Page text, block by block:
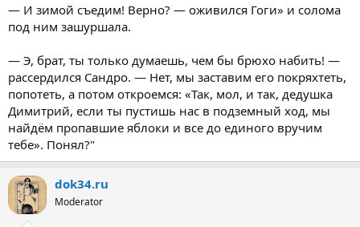
— И зимой съедим! Верно? — оживился Гоги» и солома
под ним зашуршала.
— Э, брат, ты только думаешь, чем бы брюхо набить! —
рассердился Сандро. — Нет, мы заставим его покряхтеть,
попотеть, а потом откроемся: «Так, мол, и так, дедушка
Димитрий, если ты пустишь нас в подземный ход, мы
найдём пропавшие яблоки и все до единого вручим
тебе». Понял?"
dok34.ru
Moderator